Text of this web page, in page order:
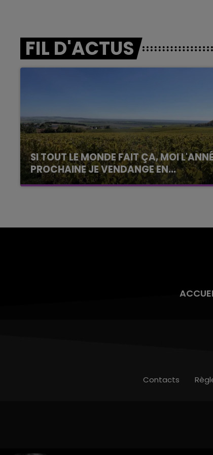
FIL D'ACTUS
SI TOUT LE MONDE FAIT ÇA, MOI
PROCHAINE JE VENDANGE EN...
La vendange en Champagne a débuté ce
Contacts